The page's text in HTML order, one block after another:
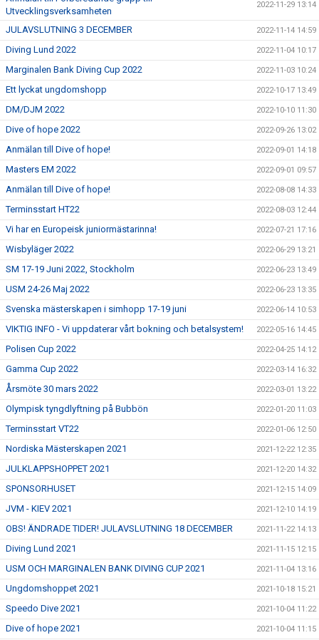
Utvecklingsverksamheten
2022-11-29 13:14
JULAVSLUTNING 3 DECEMBER 2022-11-14 14:59
Diving Lund 2022 2022-11-04 10:17
Marginalen Bank Diving Cup 2022 2022-11-03 10:24
Ett lyckat ungdomshopp 2022-10-17 13:49
DM/DJM 2022 2022-10-10 11:30
Dive of hope 2022 2022-09-26 13:02
Anmälan till Dive of hope! 2022-09-01 14:18
Masters EM 2022 2022-09-01 09:57
Anmälan till Dive of hope! 2022-08-08 14:33
Terminsstart HT22 2022-08-03 12:44
Vi har en Europeisk juniormästarinna! 2022-07-21 17:16
Wisbyläger 2022 2022-06-29 13:21
SM 17-19 Juni 2022, Stockholm 2022-06-23 13:49
USM 24-26 Maj 2022 2022-06-23 13:35
Svenska mästerskapen i simhopp 17-19 juni 2022-06-14 10:53
VIKTIG INFO - Vi uppdaterar vårt bokning och betalsystem! 2022-05-16 14:45
Polisen Cup 2022 2022-04-25 14:12
Gamma Cup 2022 2022-03-14 16:32
Årsmöte 30 mars 2022 2022-03-01 13:22
Olympisk tyngdlyftning på Bubbön 2022-01-20 11:03
Terminsstart VT22 2022-01-06 12:50
Nordiska Mästerskapen 2021 2021-12-22 12:35
JULKLAPPSHOPPET 2021 2021-12-20 14:32
SPONSORHUSET 2021-12-15 14:09
JVM - KIEV 2021 2021-12-10 14:19
OBS! ÄNDRADE TIDER! JULAVSLUTNING 18 DECEMBER 2021-11-22 14:13
Diving Lund 2021 2021-11-15 12:15
USM OCH MARGINALEN BANK DIVING CUP 2021 2021-11-04 13:16
Ungdomshoppet 2021 2021-10-18 15:21
Speedo Dive 2021 2021-10-04 11:22
Dive of hope 2021 2021-10-04 11:15